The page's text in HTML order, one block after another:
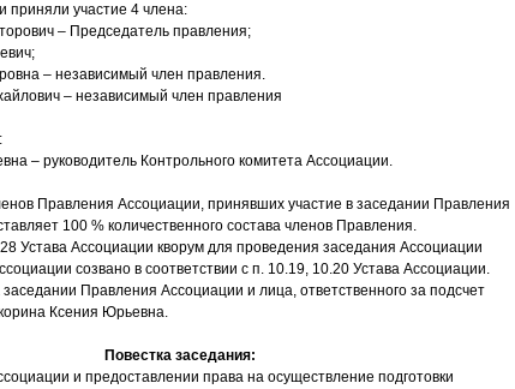
приняли участие 4 члена:
– Председатель правления;
– независимый член правления.
– независимый член правления
– руководитель Контрольного комитета Ассоциации.
Правления Ассоциации, принявших участие в заседании Правления
100 % количественного состава членов Правления.
Устава Ассоциации кворум для проведения заседания Ассоциации
созвано в соответствии с п. 10.19, 10.20 Устава Ассоциации.
Правления Ассоциации и лица, ответственного за подсчет
Ксения Юрьевна.
Повестка заседания:
и предоставлении права на осуществление подготовки